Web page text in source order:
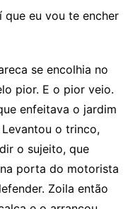
que eu vou te encher
se encolhia no
pior. E o pior veio.
enfeitava o jardim
o trinco,
o sujeito, que
porta do motorista
Zoila então